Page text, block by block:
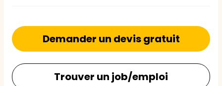
Demander un devis gratuit
Trouver un job/emploi